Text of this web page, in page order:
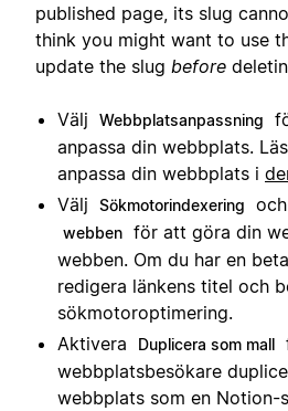
published page, its slug
think you might want to use
update the slug before
Välj Webbplatsanpassning
anpassa din webbplats.
anpassa din webbplats i
Välj
Sökmotorindexering
webben för att göra din
webben. Om du har en
redigera länkens titel och
sökmotoroptimering.
Aktivera
Duplicera som mall
webbplatsbesökare
webbplats som en Notion-